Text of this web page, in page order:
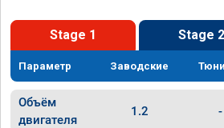
Stage 1 Stage 2
Параметр Заводские
Объём
двигателя
1.2 -